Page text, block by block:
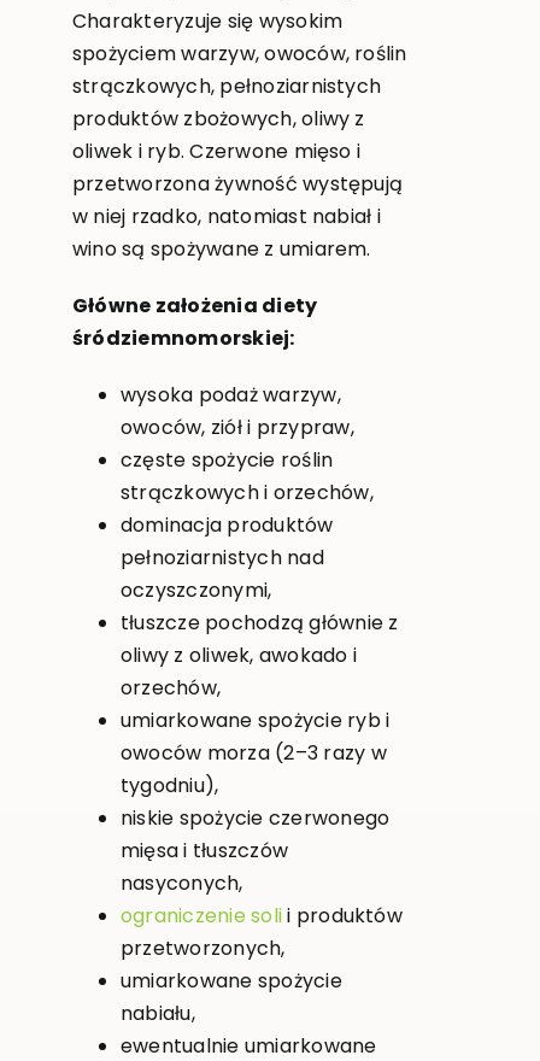
Charakteryzuje się wysokim
spożyciem warzyw, owoców, roślin
strączkowych, pełnoziarnistych
produktów zbożowych, oliwy z
oliwek i ryb. Czerwone mięso i
przetworzona żywność występują
w niej rzadko, natomiast nabiał i
wino są spożywane z umiarem.
Główne założenia diety
śródziemnomorskiej:
wysoka podaż warzyw,
owoców, ziół i przypraw,
częste spożycie roślin
strączkowych i orzechów,
dominacja produktów
pełnoziarnistych nad
oczyszczonymi,
tłuszcze pochodzą głównie z
oliwy z oliwek, awokado i
orzechów,
umiarkowane spożycie ryb i
owoców morza (2–3 razy w
tygodniu),
niskie spożycie czerwonego
mięsa i tłuszczów
nasyconych,
ograniczenie solii produktów
przetworzonych,
umiarkowane spożycie
nabiału,
ewentualnie umiarkowane